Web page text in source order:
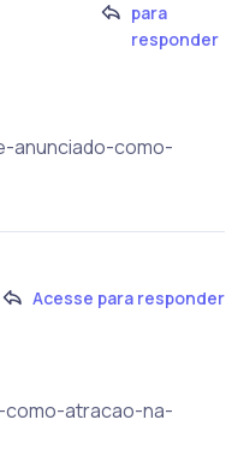
para
responder
anunciado-como-
Acesse para responder
como-atracao-na-